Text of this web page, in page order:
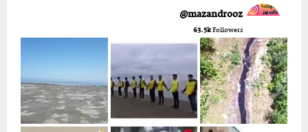
mazandrooz@
63.5kFollowers